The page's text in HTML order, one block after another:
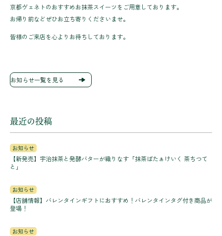
京都ヴェネトのおすすめお抹茶スイーツをご用意しております。
お帰り前などぜひお立ち寄りくださいませ。
皆様のご来店を心よりお待ちしております。
お知らせ一覧を見る
最近の投稿
お知らせ
【新発売】宇治抹茶と発酵バターが織りなす「抹茶ばたぁけいく 茶ちつて
と」
お知らせ
【店舗情報】バレンタインギフトにおすすめ！バレンタインタグ付き商品が
登場！
お知らせ